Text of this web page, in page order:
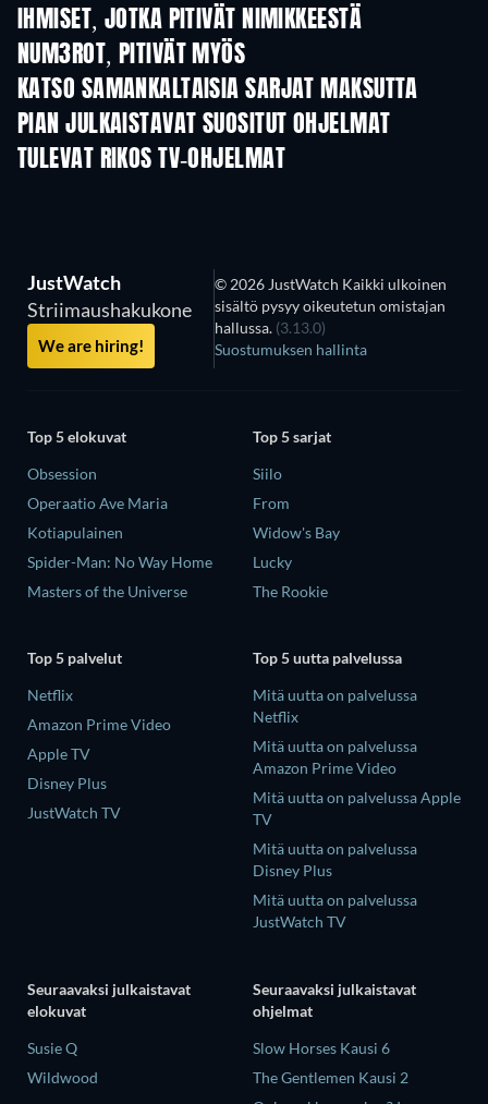
IHMISET, JOTKA PITIVÄT NIMIKKEESTÄ
NUM3ROT, PITIVÄT MYÖS
TV
KATSO SAMANKALTAISIA SARJAT MAKSUTTA
TV TV
PIAN JULKAISTAVAT SUOSITUT OHJELMAT
TV TV
TULEVAT RIKOS TV-OHJELMAT
Kausi 6
JustWatch
Striimaushakukone
We are hiring!
© 2026 JustWatch Kaikki ulkoinen
sisältö pysyy oikeutetun omistajan
hallussa. (3.13.0)
Suostumuksen hallinta
Top 5 elokuvat
Obsession
Operaatio Ave Maria
Kotiapulainen
Spider-Man: No Way Home
Masters of the Universe
Top 5 sarjat
Siilo
From
Widow's Bay
Lucky
The Rookie
Top 5 palvelut
Netflix
Amazon Prime Video
Apple TV
Disney Plus
JustWatch TV
Top 5 uutta palvelussa
Mitä uutta on palvelussa
Netflix
Mitä uutta on palvelussa
Amazon Prime Video
Mitä uutta on palvelussa Apple
TV
Mitä uutta on palvelussa
Disney Plus
Mitä uutta on palvelussa
JustWatch TV
Seuraavaksi julkaistavat
elokuvat
Susie Q
Wildwood
Seuraavaksi julkaistavat
ohjelmat
Slow Horses Kausi 6
The Gentlemen Kausi 2